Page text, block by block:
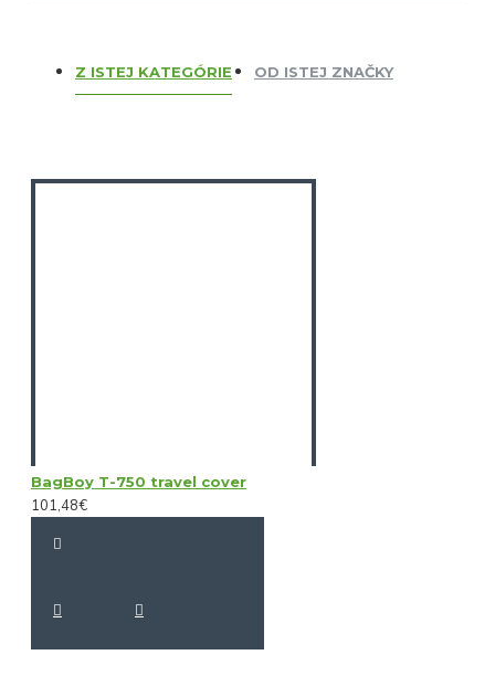
Z ISTEJ KATEGÓRIE OD ISTEJ ZNAČKY
BagBoy T-750 travel cover
101,48€